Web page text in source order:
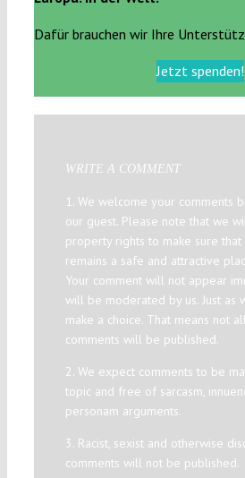
Dafür brauchen wir Ihre
Jetzt spenden!
WRITE A COMMENT
1. We welcome your comments
our guest. Please note that we
property rights to make sure that
remains a safe and attractive
Your comment will not appear
will be moderated by us. Just as
make a choice. That means not
comments will be published.
2. We expect comments to be
topic and free of sarcasm,
personam arguments.
3. Racist, sexist and otherwise
comments will not be published.